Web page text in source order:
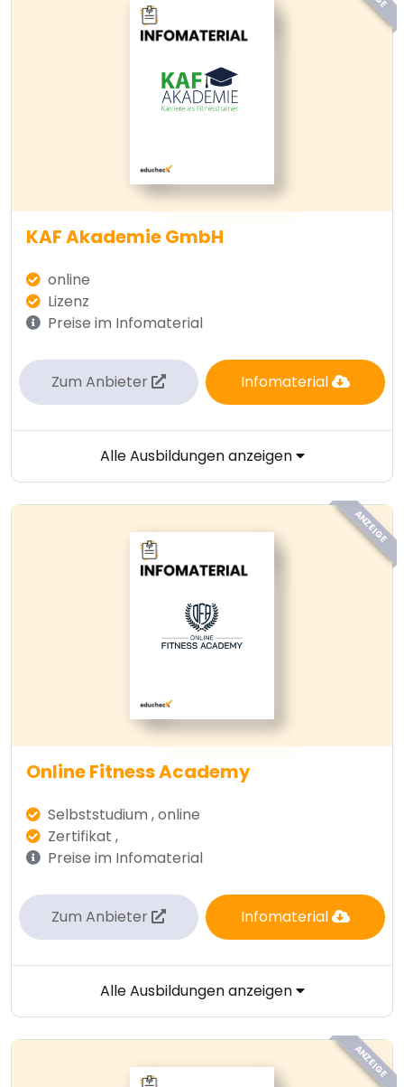
KAF Akademie GmbH
online
Lizenz
Preise im Infomaterial
Zum Anbieter Infomaterial
Alle Ausbildungen anzeigen
ANZEIGE
Online Fitness Academy
Selbststudium , online
Zertifikat ,
Preise im Infomaterial
Zum Anbieter Infomaterial
Alle Ausbildungen anzeigen
ANZEIGE